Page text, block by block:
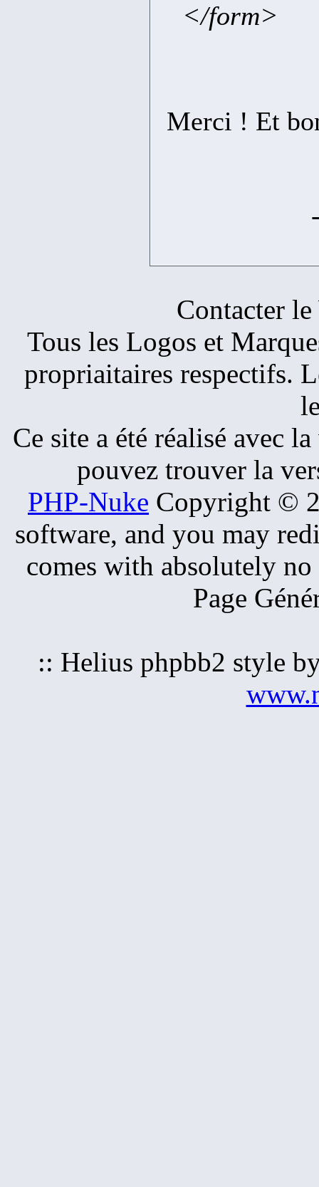
</form>
Merci ! Et
Contacter
Tous les Logos et
propriaitaires respectifs.
Ce site a été réalisé avec
pouvez trouver la
PHP-Nuke Copyright ©
software, and you may
comes with absolutely
Page
:: Helius phpbb2 style